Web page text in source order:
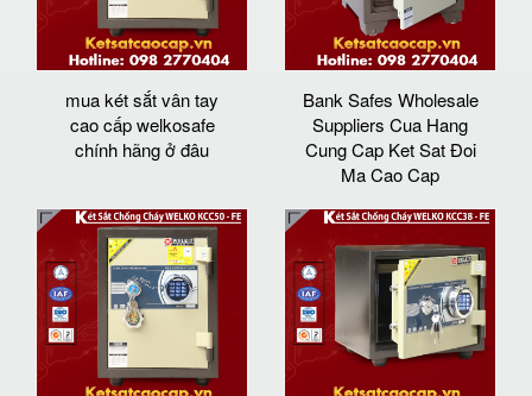
mua két sắt vân tay
cao cấp welkosafe
chính hãng ở đâu
Bank Safes Wholesale
Suppliers Cua Hang
Cung Cap Ket Sat Đoi
Ma Cao Cap